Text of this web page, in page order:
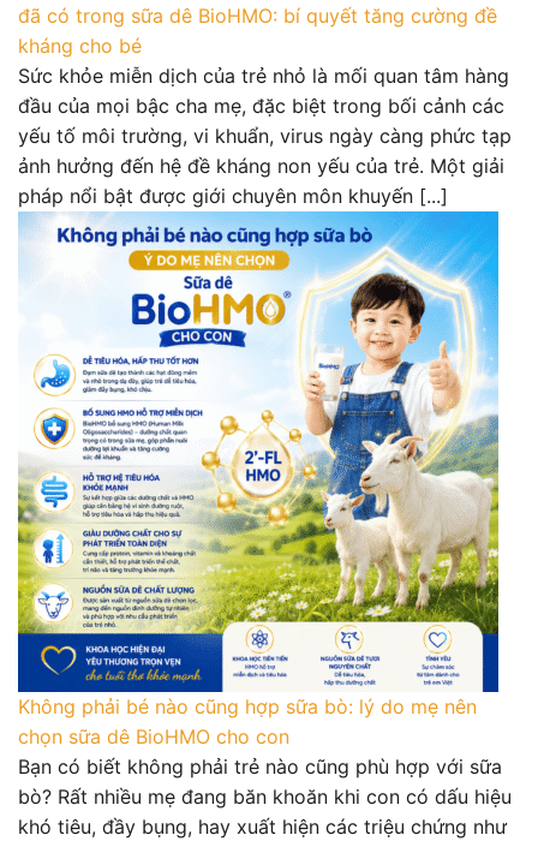
đã có trong sữa dê BioHMO: bí quyết tăng cường đề
kháng cho bé
Sức khỏe miễn dịch của trẻ nhỏ là mối quan tâm hàng
đầu của mọi bậc cha mẹ, đặc biệt trong bối cảnh các
yếu tố môi trường, vi khuẩn, virus ngày càng phức tạp
ảnh hưởng đến hệ đề kháng non yếu của trẻ. Một giải
pháp nổi bật được giới chuyên môn khuyến [...]
Không phải bé nào cũng hợp sữa bò: lý do mẹ nên
chọn sữa dê BioHMO cho con
Bạn có biết không phải trẻ nào cũng phù hợp với sữa
bò? Rất nhiều mẹ đang băn khoăn khi con có dấu hiệu
khó tiêu, đầy bụng, hay xuất hiện các triệu chứng như